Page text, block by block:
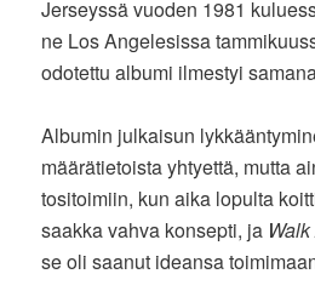
Jerseyssä vuoden 1981
ne Los Angelesissa
odotettu albumi ilmestyi
Albumin julkaisun
määrätietoista yhtyettä, mutta
tositoimiin, kun aika lopulta
saakka vahva konsepti, ja
se oli saanut ideansa